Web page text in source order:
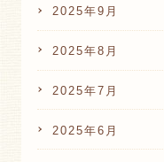
2025年9月
2025年8月
2025年7月
2025年6月